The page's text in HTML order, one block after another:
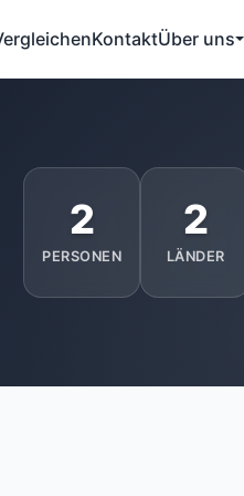
KontaktÜber uns
2
PERSONEN
2
LÄNDER